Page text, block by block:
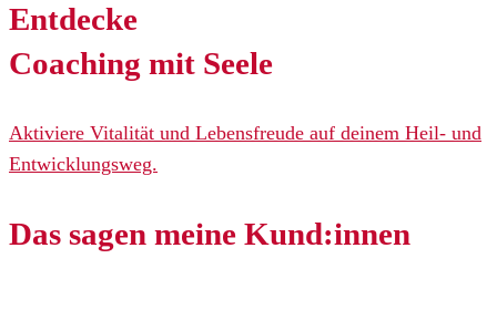
Entdecke
Coaching mit Seele
Aktiviere Vitalität und Lebensfreude auf deinem Heil- und
Entwicklungsweg.
Das sagen meine Kund:innen